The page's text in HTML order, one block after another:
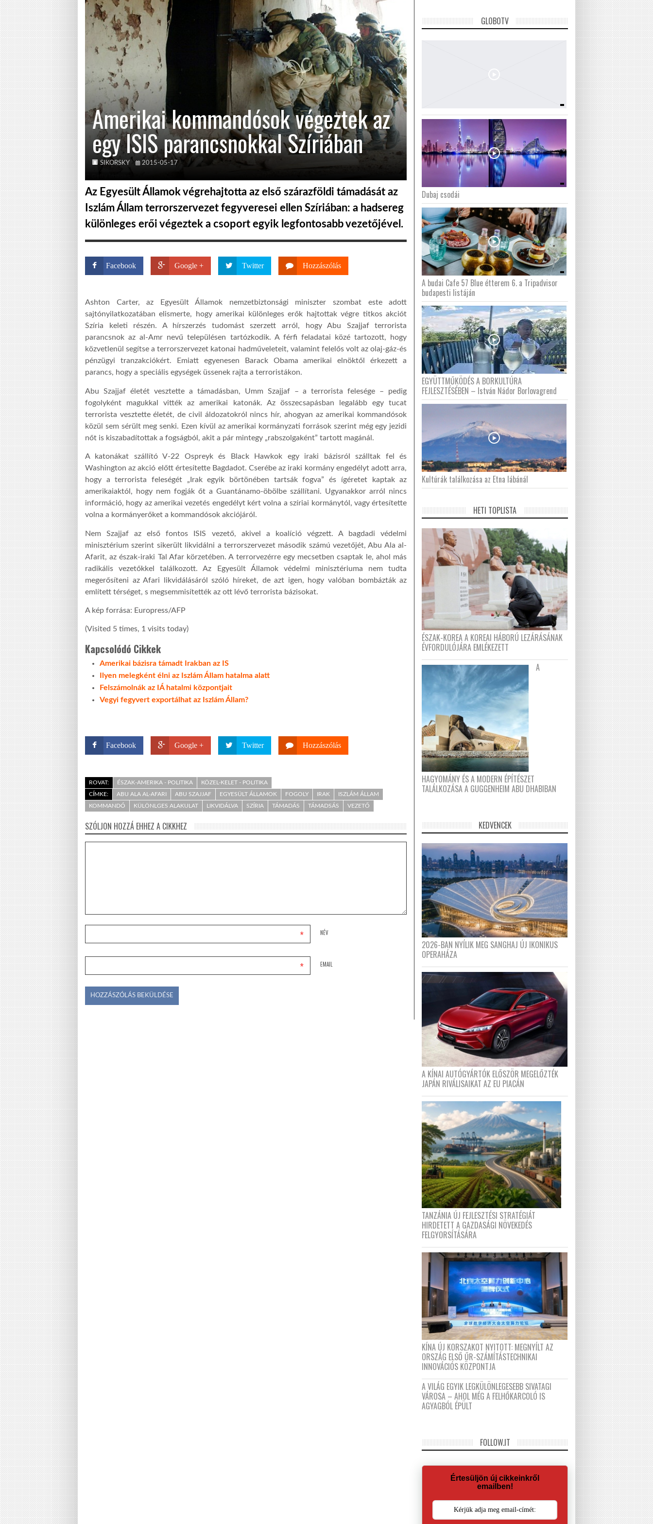
Amerikai kommandósok végeztek az
egy ISIS parancsnokkal Szíriában
SIKORSKY 2015-05-17
Az Egyesült Államok végrehajtotta az első szárazföldi támadását az
Iszlám Állam terrorszervezet fegyveresei ellen Szíriában: a hadsereg
különleges erői végeztek a csoport egyik legfontosabb vezetőjével.
Facebook Google + Twitter Hozzászólás
Ashton Carter, az Egyesült Államok nemzetbiztonsági miniszter szombat este adott
sajtónyilatkozatában elismerte, hogy amerikai különleges erők hajtottak végre titkos akciót
Szíria keleti részén. A hírszerzés tudomást szerzett arról, hogy Abu Szajjaf terrorista
parancsnok az al-Amr nevű településen tartózkodik. A férfi feladatai közé tartozott, hogy
közvetlenül segítse a terrorszervezet katonai hadműveleteit, valamint felelős volt az olaj-gáz-és
pénzügyi tranzakciókért. Emiatt egyenesen Barack Obama amerikai elnöktől érkezett a
parancs, hogy a speciális egységek üssenek rajta a terroristákon.
Abu Szajjaf életét vesztette a támadásban, Umm Szajjaf – a terrorista felesége – pedig
fogolyként magukkal vitték az amerikai katonák. Az összecsapásban legalább egy tucat
terrorista vesztette életét, de civil áldozatokról nincs hír, ahogyan az amerikai kommandósok
közül sem sérült meg senki. Ezen kívül az amerikai kormányzati források szerint még egy jezidi
nőt is kiszabadítottak a fogságból, akit a pár mintegy „rabszolgaként” tartott magánál.
A katonákat szállító V-22 Ospreyk és Black Hawkok egy iraki bázisról szálltak fel és
Washington az akció előtt értesítette Bagdadot. Cserébe az iraki kormány engedélyt adott arra,
hogy a terrorista feleségét „Irak egyik börtönében tartsák fogva” és ígéretet kaptak az
amerikaiaktól, hogy nem fogják őt a Guantánamo-öbölbe szállítani. Ugyanakkor arról nincs
információ, hogy az amerikai vezetés engedélyt kért volna a szíriai kormánytól, vagy értesítette
volna a kormányerőket a kommandósok akciójáról.
Nem Szajjaf az első fontos ISIS vezető, akivel a koalíció végzett. A bagdadi védelmi
minisztérium szerint sikerült likvidálni a terrorszervezet második számú vezetőjét, Abu Ala al-
Afarit, az észak-iraki Tal Afar körzetében. A terrorvezérre egy mecsetben csaptak le, ahol más
radikális vezetőkkel találkozott. Az Egyesült Államok védelmi minisztériuma nem tudta
megerősíteni az Afari likvidálásáról szóló híreket, de azt igen, hogy valóban bombázták az
említett térséget, s megsemmisítették az ott lévő terrorista bázisokat.
A kép forrása: Europress/AFP
(Visited 5 times, 1 visits today)
Kapcsolódó Cikkek
Amerikai bázisra támadt Irakban az IS
Ilyen melegként élni az Iszlám Állam hatalma alatt
Felszámolnák az IÁ hatalmi központjait
Vegyi fegyvert exportálhat az Iszlám Állam?
Facebook Google + Twitter Hozzászólás
ROVAT: ÉSZAK-AMERIKA - POLITIKA
KÖZEL-KELET - POLITIKA
CÍMKE:
ABU ALA AL-AFARI ABU SZAJJAF EGYESÜLT ÁLLAMOK FOGOLY IRAK
ISZLÁM ÁLLAM
KOMMANDÓ
KÜLÖNLGES ALAKULAT LIKVIDÁLVA SZÍRIA TÁMADÁS TÁMADSÁS VEZETŐ
SZÓLJON HOZZÁ EHHEZ A CIKKHEZ
NÉV
*
EMAIL
*
GLOBOTV
Dubaj csodái
A budai Cafe 57 Blue étterem 6. a Tripadvisor
budapesti listáján
EGYÜTTMŰKÖDÉS A BORKULTÚRA
FEJLESZTÉSÉBEN – István Nádor Borlovagrend
Kultúrák találkozása az Etna lábánál
HETI TOPLISTA
ÉSZAK-KOREA A KOREAI HÁBORÚ LEZÁRÁSÁNAK
ÉVFORDULÓJÁRA EMLÉKEZETT
A
HAGYOMÁNY ÉS A MODERN ÉPÍTÉSZET
TALÁLKOZÁSA A GUGGENHEIM ABU DHABIBAN
KEDVENCEK
2026-BAN NYÍLIK MEG SANGHAJ ÚJ IKONIKUS
OPERAHÁZA
A KÍNAI AUTÓGYÁRTÓK ELŐSZÖR MEGELŐZTÉK
JAPÁN RIVÁLISAIKAT AZ EU PIACÁN
TANZÁNIA ÚJ FEJLESZTÉSI STRATÉGIÁT
HIRDETETT A GAZDASÁGI NÖVEKEDÉS
FELGYORSÍTÁSÁRA
KÍNA ÚJ KORSZAKOT NYITOTT: MEGNYÍLT AZ
ORSZÁG ELSŐ ŰR-SZÁMÍTÁSTECHNIKAI
INNOVÁCIÓS KÖZPONTJA
A VILÁG EGYIK LEGKÜLÖNLEGESEBB SIVATAGI
VÁROSA – AHOL MÉG A FELHŐKARCOLÓ IS
AGYAGBÓL ÉPÜLT
FOLLOW.IT
Értesüljön új cikkeinkről
emailben!